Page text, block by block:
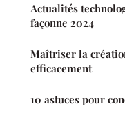
Actualités
façonne 2024
Maîtriser la
efficacement
10 astuces pour